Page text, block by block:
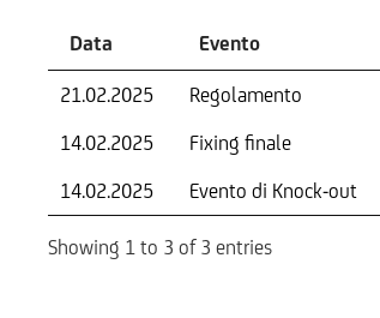
Data Evento
21.02.2025 Regolamento
14.02.2025
Fixing finale
14.02.2025
Evento di Knock-out
Showing 1 to 3 of 3 entries